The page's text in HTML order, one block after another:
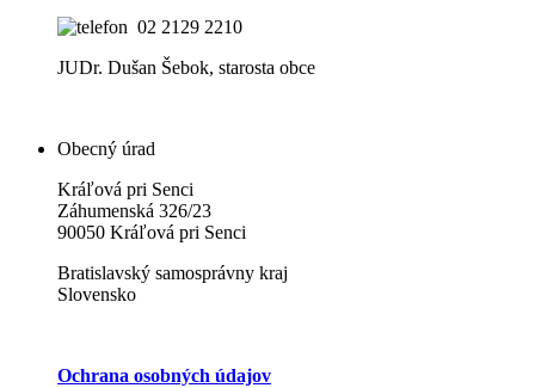
02 2129 2210
JUDr. Dušan Šebok, starosta obce
Obecný úrad
Kráľová pri Senci
Záhumenská 326/23
90050 Kráľová pri Senci
Bratislavský samosprávny kraj
Slovensko
Ochrana osobných údajov